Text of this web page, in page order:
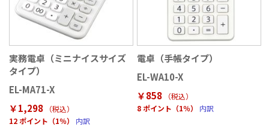
実務電卓（ミニナイスサイズ
タイプ）
EL-MA71-X
￥1,298
（税込）
12 ポイント（1％）
内訳
電卓（手帳タイプ）
EL-WA10-X
￥858
（税込）
8 ポイント（1％）
内訳